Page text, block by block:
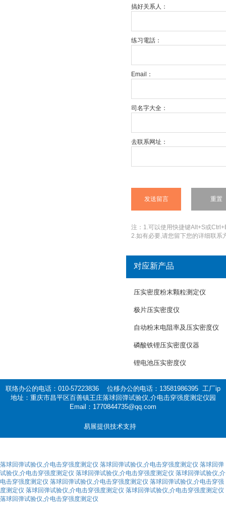
搞好关系人：
练习電話：
Email：
司名字大全：
去联系网址：
注：1.可以使用快捷键Alt+S或
2.如有必要,请您留下您的详细联系
对应新产品
压实密度粉末颗粒测定仪
极片压实密度仪
自动粉末电阻率及压实密度仪
磷酸铁锂压实密度仪器
锂电池压实密度仪
联络办公的电话：010-57223836 位移办公的电话：13581986395 工厂ip
地址：重庆市昌平区百善镇王庄落球回弹试验仪,介电击穿强度测定仪园
Email：1770844735@qq.com
易展提供技术支持
落球回弹试验仪,介电击穿强度测定仪 落球回弹试验仪,介电击穿强度测定仪 落球回弹
试验仪,介电击穿强度测定仪 落球回弹试验仪,介电击穿强度测定仪 落球回弹试验仪,介
电击穿强度测定仪 落球回弹试验仪,介电击穿强度测定仪 落球回弹试验仪,介电击穿强
度测定仪 落球回弹试验仪,介电击穿强度测定仪 落球回弹试验仪,介电击穿强度测定仪
落球回弹试验仪,介电击穿强度测定仪